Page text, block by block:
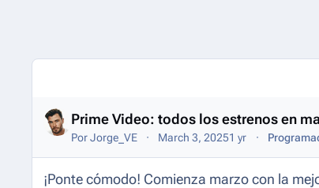
Entries in this blog
Prime Video: todos los estrenos en
PorJorge_VE March 3, 20251 yr
¡Ponte cómodo! Comienza marzo con la